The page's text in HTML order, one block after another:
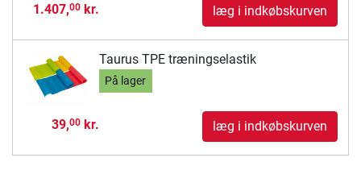
1.407,00kr. læg i indkøbskurven
Taurus TPE træningselastik
På lager
39,00kr. læg i indkøbskurven